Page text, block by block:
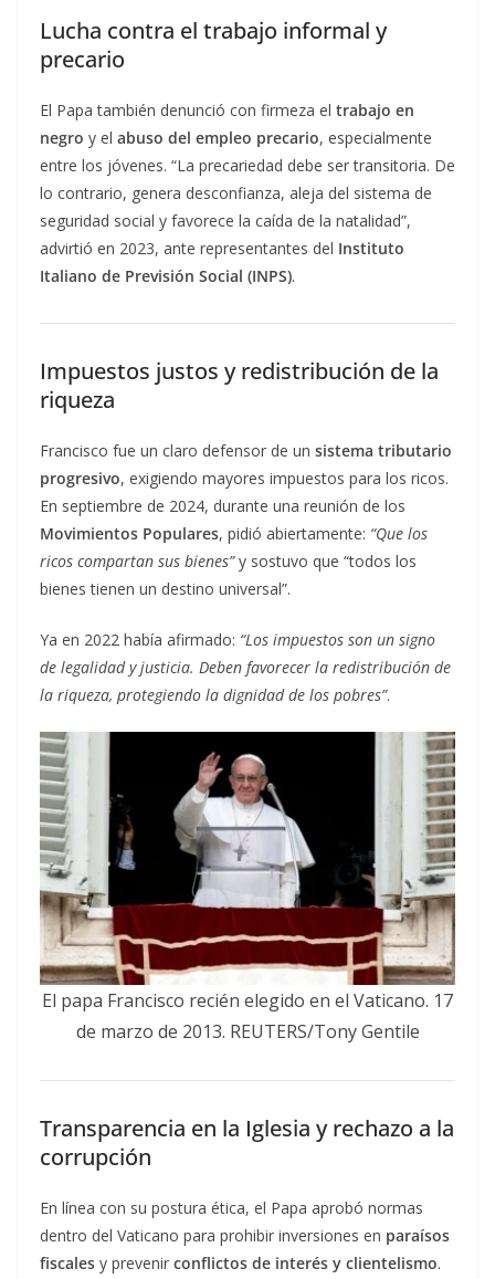
Lucha contra el trabajo informal y
precario
El Papa también denunció con firmeza el trabajo en
negro y el abuso del empleo precario, especialmente
entre los jóvenes. “La precariedad debe ser transitoria. De
lo contrario, genera desconfianza, aleja del sistema de
seguridad social y favorece la caída de la natalidad”,
advirtió en 2023, ante representantes del Instituto
Italiano de Previsión Social (INPS).
Impuestos justos y redistribución de la
riqueza
Francisco fue un claro defensor de un sistema tributario
progresivo, exigiendo mayores impuestos para los ricos.
En septiembre de 2024, durante una reunión de los
Movimientos Populares, pidió abiertamente: “Que los
ricos compartan sus bienes”y sostuvo que “todos los
bienes tienen un destino universal”.
Ya en 2022 había afirmado: “Los impuestos son un signo
de legalidad y justicia. Deben favorecer la redistribución de
la riqueza, protegiendo la dignidad de los pobres”.
El papa Francisco recién elegido en el Vaticano. 17
de marzo de 2013. REUTERS/Tony Gentile
Transparencia en la Iglesia y rechazo a la
corrupción
En línea con su postura ética, el Papa aprobó normas
dentro del Vaticano para prohibir inversiones en paraísos
fiscales y prevenir conflictos de interés y clientelismo.